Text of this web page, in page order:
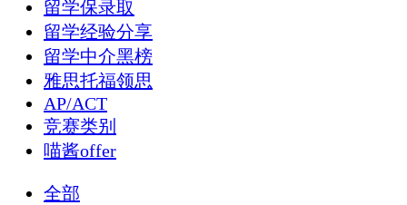
留学保录取
留学经验分享
留学中介黑榜
雅思托福领思
AP/ACT
竞赛类别
喵酱offer
全部